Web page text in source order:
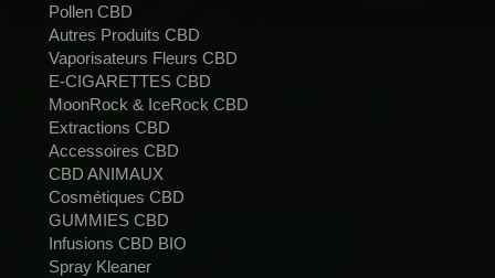
Pollen CBD
Autres Produits CBD
Vaporisateurs Fleurs CBD
E-CIGARETTES CBD
MoonRock & IceRock CBD
Extractions CBD
Accessoires CBD
CBD ANIMAUX
Cosmétiques CBD
GUMMIES CBD
Infusions CBD BIO
Spray Kleaner